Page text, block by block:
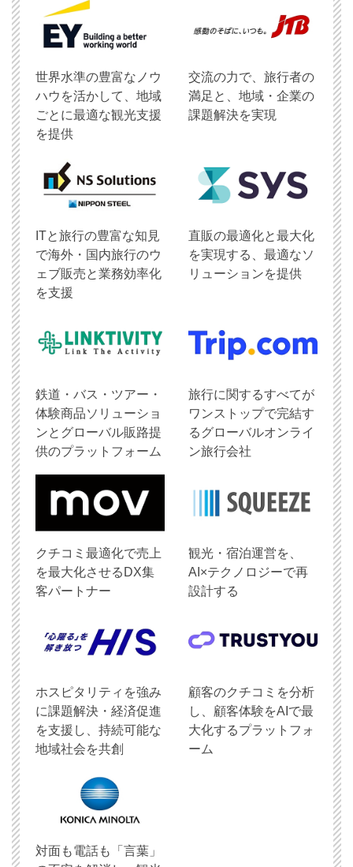
世界水準の豊富なノウ
ハウを活かして、地域
ごとに最適な観光支援
を提供
交流の力で、旅行者の
満足と、地域・企業の
課題解決を実現
ITと旅行の豊富な知見
で海外・国内旅行のウ
ェブ販売と業務効率化
を支援
直販の最適化と最大化
を実現する、最適なソ
リューションを提供
鉄道・バス・ツアー・
体験商品ソリューショ
ンとグローバル販路提
供のプラットフォーム
旅行に関するすべてが
ワンストップで完結す
るグローバルオンライ
ン旅行会社
クチコミ最適化で売上
を最大化させるDX集
客パートナー
観光・宿泊運営を、
AI×テクノロジーで再
設計する
ホスピタリティを強み
に課題解決・経済促進
を支援し、持続可能な
地域社会を共創
顧客のクチコミを分析
し、顧客体験をAIで最
大化するプラットフォ
ーム
対面も電話も「言葉」